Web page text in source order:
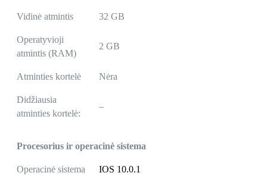
Vidinė atmintis 32 GB
Operatyvioji
atmintis (RAM)
2 GB
Atminties kortelė Nėra
Didžiausia
atminties kortelė:
–
Procesorius ir operacinė sistema
Operacinė sistema IOS 10.0.1